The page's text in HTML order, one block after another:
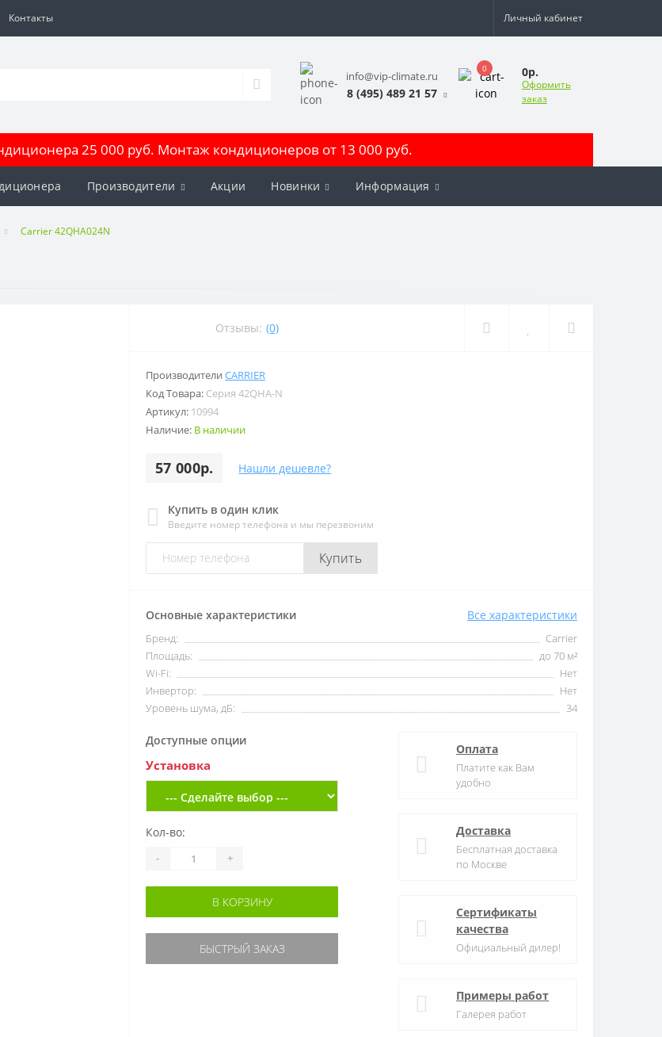
Контакты Личный кабинет
info@vip-climate.ru
8 (495) 489 21 57
0 0р.
Оформить
заказ
25 000 руб. Монтаж кондиционеров от 13 000 руб.
Производители Акции Новинки Информация
Carrier 42QHA024N
Отзывы: (0)
Производители CARRIER
Код Товара: Серия 42QHA-N
Артикул: 10994
Наличие: В наличии
57 000р. Нашли дешевле?
Купить в один клик
Введите номер телефона и мы перезвоним
Купить
Основные характеристики Все характеристики
Бренд:
Carrier
Площадь:
до 70 м²
Wi-Fi:
Нет
Инвертор:
Нет
Уровень шума, дБ:
34
Доступные опции
Установка
Кол-во:
- +
В КОРЗИНУ
БЫСТРЫЙ ЗАКАЗ
Оплата
Платите как Вам
удобно
Доставка
Бесплатная доставка
по Москве
Сертификаты
качества
Официальный дилер!
Примеры работ
Галерея работ